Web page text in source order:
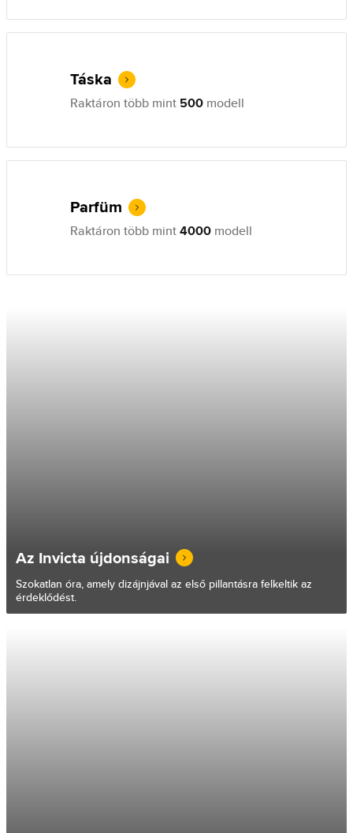
Táska
Raktáron több mint 500 modell
Parfüm
Raktáron több mint4000 modell
Az Invicta újdonságai
Szokatlan óra, amely dizájnjával az első pillantásra felkeltik az
érdeklődést.